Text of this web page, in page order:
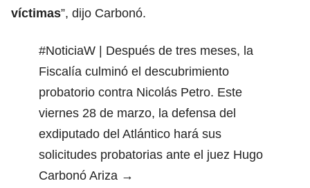
víctimas”, dijo Carbonó.
#NoticiaW | Después de tres meses, la
Fiscalía culminó el descubrimiento
probatorio contra Nicolás Petro. Este
viernes 28 de marzo, la defensa del
exdiputado del Atlántico hará sus
solicitudes probatorias ante el juez Hugo
Carbonó Ariza →